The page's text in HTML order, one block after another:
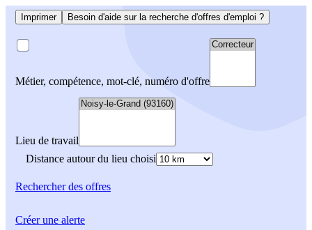
Imprimer Besoin d'aide sur la recherche d'offres d'emploi ?
Métier, compétence, mot-clé, numéro d'offre
Lieu de travail
Distance autour du lieu choisi
Rechercherdes offres
Créer une alerte